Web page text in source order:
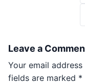
Leave a
Your email
fields are marked *